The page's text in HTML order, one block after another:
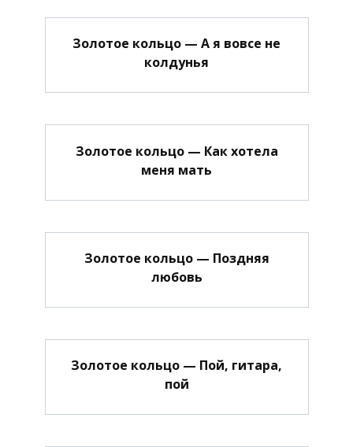
Золотое кольцо — А я вовсе не
колдунья
Золотое кольцо — Как хотела
меня мать
Золотое кольцо — Поздняя
любовь
Золотое кольцо — Пой, гитара,
пой